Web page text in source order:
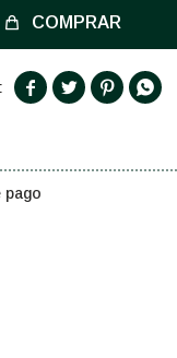
COMPRAR
   
pago